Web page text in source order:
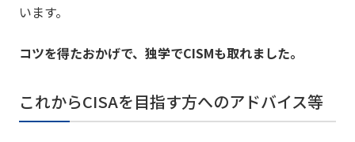
います。
コツを得たおかげで、独学でCISMも取れました。
これからCISAを目指す方へのアドバイス等